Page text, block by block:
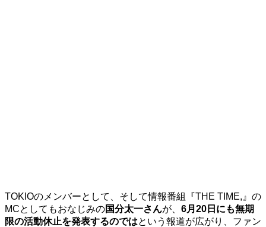
TOKIOのメンバーとして、そして情報番組『THE TIME,』の
MCとしてもおなじみの国分太一さんが、 6月20日にも無期
限の活動休止を発表するのではという報道が広がり、ファン